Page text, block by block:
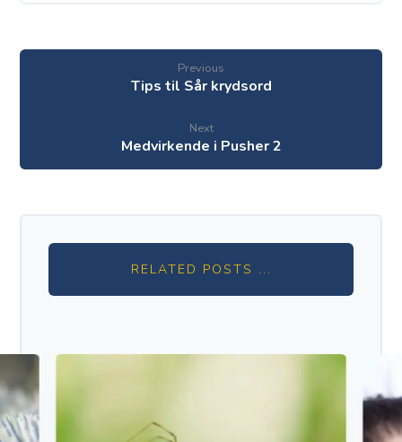
Previous
Tips til Sår krydsord
Next
Medvirkende i Pusher 2
RELATED POSTS ...